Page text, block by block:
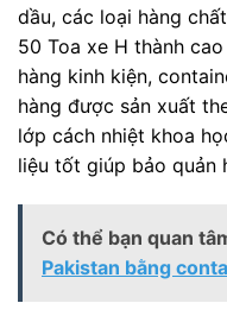
dầu, các loại hàng
50 Toa xe H thành
hàng kinh kiện,
hàng được sản xuất
lớp cách nhiệt khoa
liệu tốt giúp bảo quản
Có thể bạn quan
Pakistan bằng